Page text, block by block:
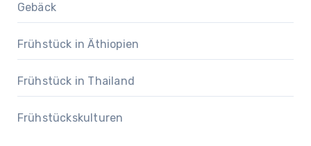
Gebäck
Frühstück in Äthiopien
Frühstück in Thailand
Frühstückskulturen